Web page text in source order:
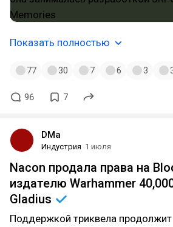
Показать полностью
77 30 7 6 3
96 7
DMa
Индустрия 1 июля
Nacon продала права на
издателю Warhammer
Gladius
Поддержкой триквела